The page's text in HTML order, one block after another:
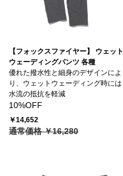
【フォックスファイヤー】 ウェット
ウェーディングパンツ 各種
優れた撥水性と細身のデザインによ
り、ウェットウェーディング時には
水流の抵抗を軽減
10%OFF
￥14,652
通常価格 ￥16,280